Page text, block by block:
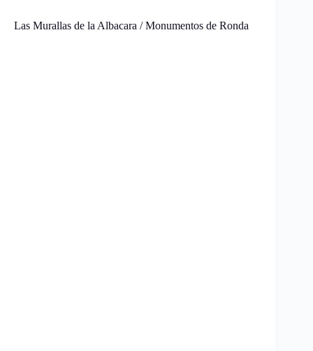
Las Murallas de la Albacara / Monumentos de Ronda